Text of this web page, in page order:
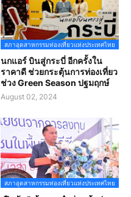
สภาอุตสาหกรรมท่องเที่ยวแห่งประเทศไทย
นกแอร์ บินสู่กระบี่ อีกครั้งใน
ราคาดี ช่วยกระตุ้นการท่องเที่ยว
ช่วง Green Season ปฐมฤกษ์
August 02, 2024
สภาอุตสาหกรรมท่องเที่ยวแห่งประเทศไทย